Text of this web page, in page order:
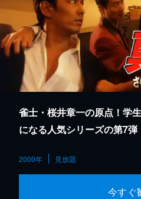
雀士・桜井章一の原点！学
になる人気シリーズの第7弾
2000年 見放題
今すぐ